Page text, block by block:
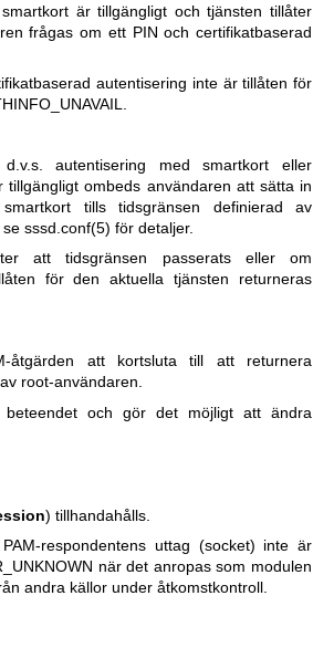
är tillgängligt och tjänsten tillåter
frågas om ett PIN och certifikatbaserad
autentisering inte är tillåten för
d.v.s. autentisering med smartkort eller
ombeds användaren att sätta in
tills tidsgränsen definierad av
sesssd.conf(5) för detaljer.
att tidsgränsen passerats eller om
för den aktuella tjänsten returneras
åtgärden att kortsluta till att returnera
root-användaren.
och gör det möjligt att ändra
) tillhandahålls.
respondentens uttag (socket) inte är
när det anropas som modulen
andra källor under åtkomstkontroll.